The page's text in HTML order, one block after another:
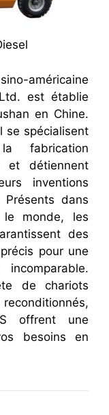
américaine
est établie
en Chine.
se spécialisent
fabrication
et détiennent
inventions
dans
monde, les
des
pour une
de chariots
offrent une
besoins en